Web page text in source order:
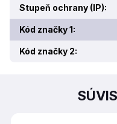
Stupeň ochrany (IP):
Kód značky 1:
Kód značky 2: